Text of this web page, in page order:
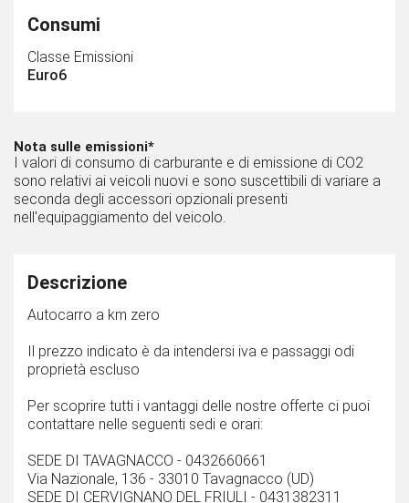
Consumi
Classe Emissioni
Euro6
Nota sulle emissioni*
I valori di consumo di carburante e di emissione di CO2
sono relativi ai veicoli nuovi e sono suscettibili di variare a
seconda degli accessori opzionali presenti
nell'equipaggiamento del veicolo.
Descrizione
Autocarro a km zero
Il prezzo indicato è da intendersi iva e passaggi odi
proprietà escluso
Per scoprire tutti i vantaggi delle nostre offerte ci puoi
contattare nelle seguenti sedi e orari:
SEDE DI TAVAGNACCO - 0432660661
Via Nazionale, 136 - 33010 Tavagnacco (UD)
SEDE DI CERVIGNANO DEL FRIULI - 0431382311